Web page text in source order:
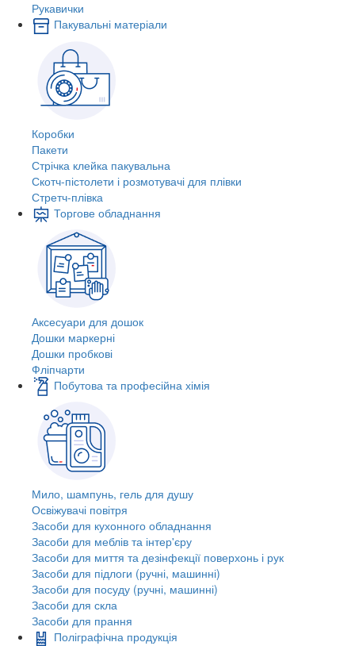
Рукавички
Пакувальні матеріали
Коробки
Пакети
Стрічка клейка пакувальна
Скотч-пістолети і розмотувачі для плівки
Стретч-плівка
Торгове обладнання
Аксесуари для дошок
Дошки маркерні
Дошки пробкові
Фліпчарти
Побутова та професійна хімія
Мило, шампунь, гель для душу
Освіжувачі повітря
Засоби для кухонного обладнання
Засоби для меблів та інтер'єру
Засоби для миття та дезінфекції поверхонь і рук
Засоби для підлоги (ручні, машинні)
Засоби для посуду (ручні, машинні)
Засоби для скла
Засоби для прання
Поліграфічна продукція